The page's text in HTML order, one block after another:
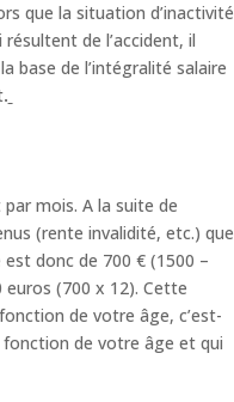
que la situation d’inactivité
de l’accident, il
base de l’intégralité salaire
.
mois. A la suite de
(rente invalidité, etc.) que
donc de 700 € (1500 –
euros (700 x 12). Cette
de votre âge, c’est-
fonction de votre âge et qui